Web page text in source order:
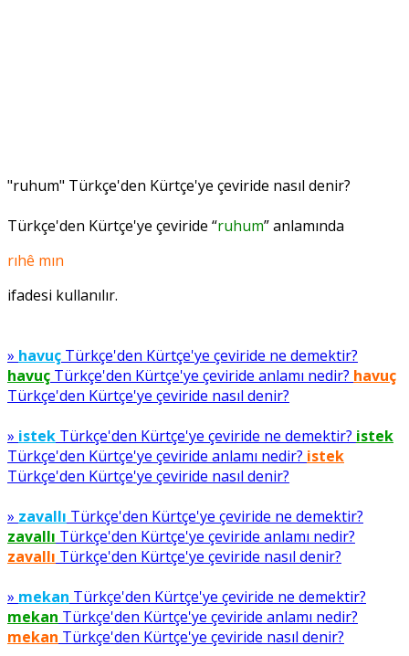
"ruhum" Türkçe'den Kürtçe'ye çeviride nasıl denir?
Türkçe'den Kürtçe'ye çeviride “ruhum” anlamında
rıhê mın
ifadesi kullanılır.
» havuç Türkçe'den Kürtçe'ye çeviride ne demektir?
havuç Türkçe'den Kürtçe'ye çeviride anlamı nedir? havuç
Türkçe'den Kürtçe'ye çeviride nasıl denir?
» istek Türkçe'den Kürtçe'ye çeviride ne demektir? istek
Türkçe'den Kürtçe'ye çeviride anlamı nedir? istek
Türkçe'den Kürtçe'ye çeviride nasıl denir?
» zavallı Türkçe'den Kürtçe'ye çeviride ne demektir?
zavallı Türkçe'den Kürtçe'ye çeviride anlamı nedir?
zavallı Türkçe'den Kürtçe'ye çeviride nasıl denir?
» mekan Türkçe'den Kürtçe'ye çeviride ne demektir?
mekan Türkçe'den Kürtçe'ye çeviride anlamı nedir?
mekan Türkçe'den Kürtçe'ye çeviride nasıl denir?